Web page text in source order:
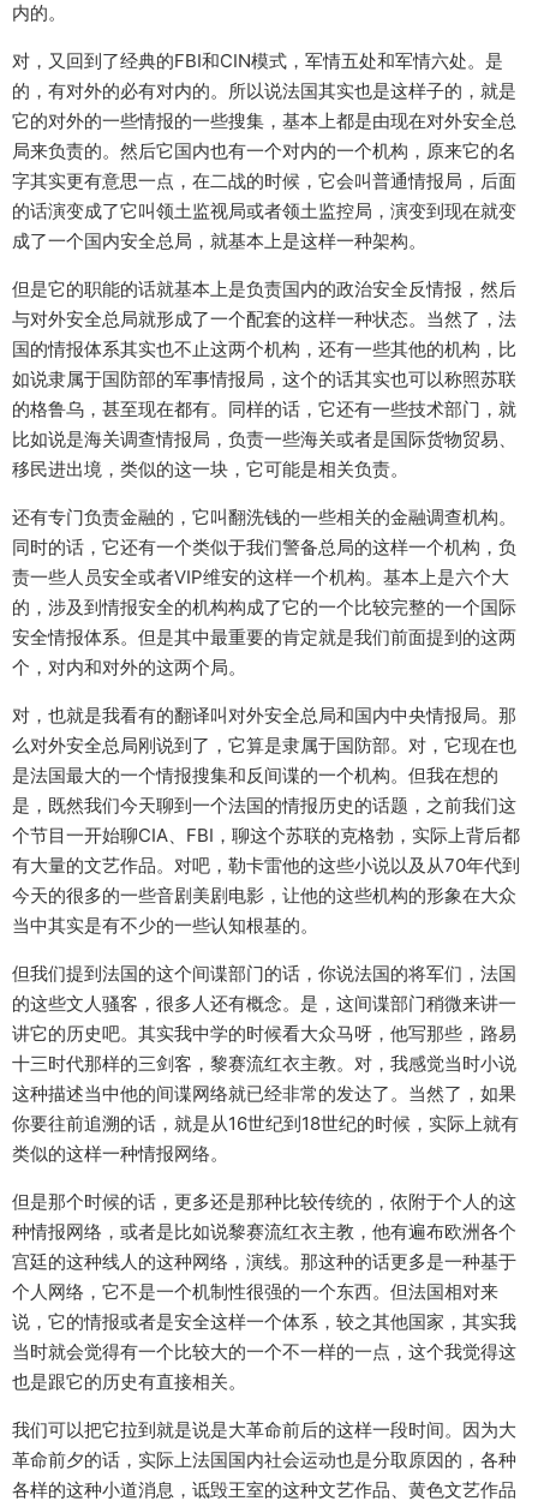
内的。
对，又回到了经典的FBI和CIN模式，军情五处和军情六处。是
的，有对外的必有对内的。所以说法国其实也是这样子的，就是
它的对外的一些情报的一些搜集，基本上都是由现在对外安全总
局来负责的。然后它国内也有一个对内的一个机构，原来它的名
字其实更有意思一点，在二战的时候，它会叫普通情报局，后面
的话演变成了它叫领土监视局或者领土监控局，演变到现在就变
成了一个国内安全总局，就基本上是这样一种架构。
但是它的职能的话就基本上是负责国内的政治安全反情报，然后
与对外安全总局就形成了一个配套的这样一种状态。当然了，法
国的情报体系其实也不止这两个机构，还有一些其他的机构，比
如说隶属于国防部的军事情报局，这个的话其实也可以称照苏联
的格鲁乌，甚至现在都有。同样的话，它还有一些技术部门，就
比如说是海关调查情报局，负责一些海关或者是国际货物贸易、
移民进出境，类似的这一块，它可能是相关负责。
还有专门负责金融的，它叫翻洗钱的一些相关的金融调查机构。
同时的话，它还有一个类似于我们警备总局的这样一个机构，负
责一些人员安全或者VIP维安的这样一个机构。基本上是六个大
的，涉及到情报安全的机构构成了它的一个比较完整的一个国际
安全情报体系。但是其中最重要的肯定就是我们前面提到的这两
个，对内和对外的这两个局。
对，也就是我看有的翻译叫对外安全总局和国内中央情报局。那
么对外安全总局刚说到了，它算是隶属于国防部。对，它现在也
是法国最大的一个情报搜集和反间谍的一个机构。但我在想的
是，既然我们今天聊到一个法国的情报历史的话题，之前我们这
个节目一开始聊CIA、FBI，聊这个苏联的克格勃，实际上背后都
有大量的文艺作品。对吧，勒卡雷他的这些小说以及从70年代到
今天的很多的一些音剧美剧电影，让他的这些机构的形象在大众
当中其实是有不少的一些认知根基的。
但我们提到法国的这个间谍部门的话，你说法国的将军们，法国
的这些文人骚客，很多人还有概念。是，这间谍部门稍微来讲一
讲它的历史吧。其实我中学的时候看大众马呀，他写那些，路易
十三时代那样的三剑客，黎赛流红衣主教。对，我感觉当时小说
这种描述当中他的间谍网络就已经非常的发达了。当然了，如果
你要往前追溯的话，就是从16世纪到18世纪的时候，实际上就有
类似的这样一种情报网络。
但是那个时候的话，更多还是那种比较传统的，依附于个人的这
种情报网络，或者是比如说黎赛流红衣主教，他有遍布欧洲各个
宫廷的这种线人的这种网络，演线。那这种的话更多是一种基于
个人网络，它不是一个机制性很强的一个东西。但法国相对来
说，它的情报或者是安全这样一个体系，较之其他国家，其实我
当时就会觉得有一个比较大的一个不一样的一点，这个我觉得这
也是跟它的历史有直接相关。
我们可以把它拉到就是说是大革命前后的这样一段时间。因为大
革命前夕的话，实际上法国国内社会运动也是分取原因的，各种
各样的这种小道消息，诋毁王室的这种文艺作品、黄色文艺作品